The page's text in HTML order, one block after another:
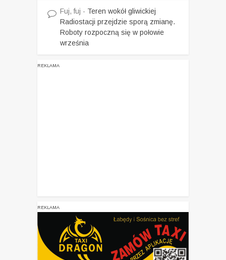
Fuj, fuj - Teren wokół gliwickiej
Radiostacji przejdzie sporą zmianę.
Roboty rozpoczną się w połowie
września
REKLAMA
REKLAMA